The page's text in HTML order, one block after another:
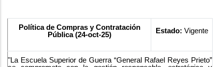
Política de Compras y Contratación
Pública (24-oct-25)
Estado: Vigente
"La Escuela Superior de Guerra “General Rafael Reyes Prieto”